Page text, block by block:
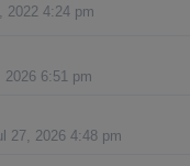
2022 4:24 pm
6:51 pm
27, 2026 4:48 pm